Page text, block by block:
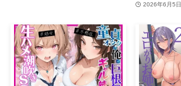
2026年6月5日